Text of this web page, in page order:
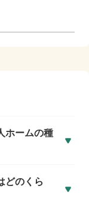
ホームの種
どのくら